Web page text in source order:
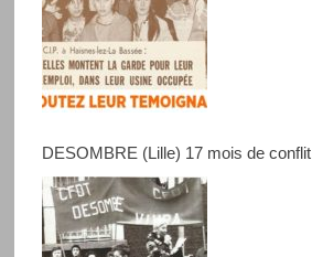
DESOMBRE (Lille) 17 mois de conflit